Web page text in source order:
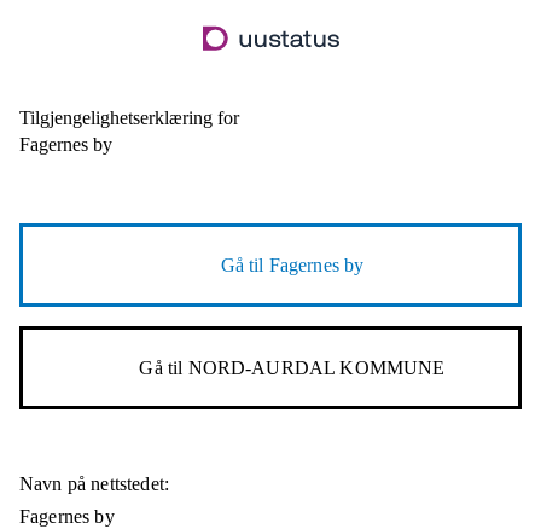
til
Tilgjengelighetserklæring for
Fagernes by
Gå til Fagernes by
Gå til NORD-AURDAL KOMMUNE
Navn på nettstedet:
Fagernes by